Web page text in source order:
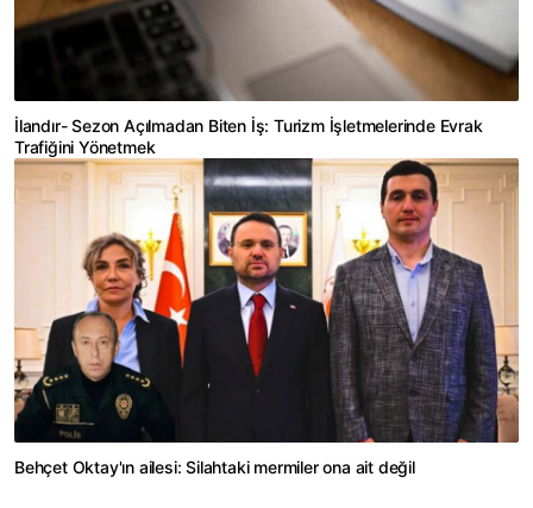
İlandır- Sezon Açılmadan Biten İş: Turizm İşletmelerinde Evrak
Trafiğini Yönetmek
Behçet Oktay'ın ailesi: Silahtaki mermiler ona ait değil